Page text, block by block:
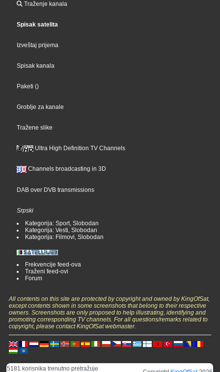
Traženje kanala
Spisak satelita
Izveštaj prijema
Spisak kanala
Paketi ()
Groblje za kanale
Tražene slike
Ultra High Definition TV Channels
Channels broadcasting in 3D
DAB over DVB transmissions
Srpski
Kategorija: Sport, Slobodan
Kategorija: Vesti, Slobodan
Kategorija: Filmovi, Slobodan
Frekvencije feed-ova
Traženi feed-ovi
Forum
All contents on this site are protected by copyright and owned by KingOfSat,
except contents shown in some screenshots that belong to their respective
owners. Screenshots are only proposed to help illustrating, identifying and
promoting corresponding TV channels. For all questions/remarks related to
copyright, please contact KingOfSat webmaster.
5181 korisnika trenutno pretražuje